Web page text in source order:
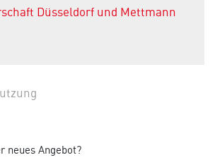
Düsseldorf und Mettmann
neues Angebot?